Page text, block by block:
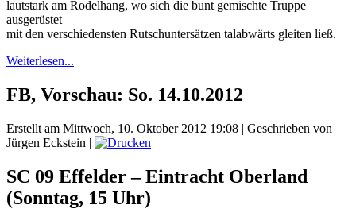
lautstark am Rodelhang, wo sich die bunt gemischte Truppe
ausgerüstet
mit den verschiedensten Rutschuntersätzen talabwärts gleiten ließ.
Weiterlesen...
FB, Vorschau: So. 14.10.2012
Erstellt am Mittwoch, 10. Oktober 2012 19:08 | Geschrieben von
Jürgen Eckstein |
SC 09 Effelder – Eintracht Oberland
(Sonntag, 15 Uhr)